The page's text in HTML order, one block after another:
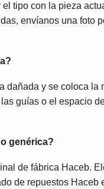
tipo con la pieza
envíanos una foto
dañada y se coloca la
guías o el espacio
genérica?
de fábrica Haceb.
de repuestos Haceb